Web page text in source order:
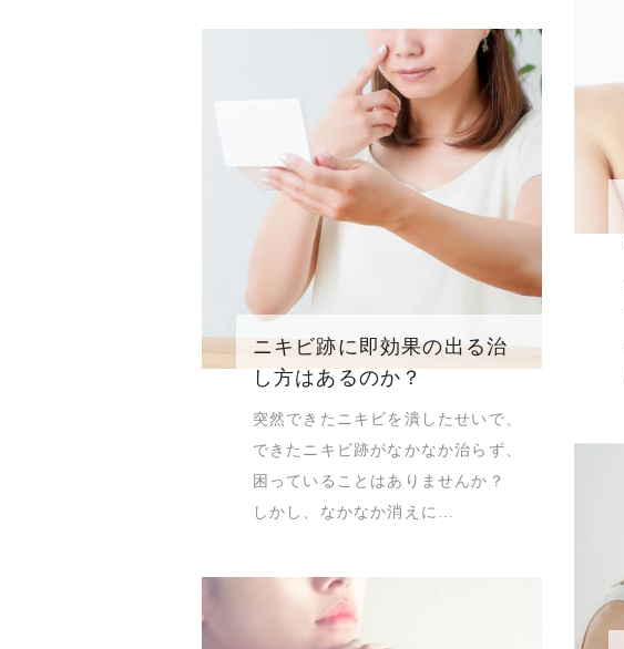
ニキビ跡に即効果の出る治
し方はあるのか？
突然できたニキビを潰したせいで、
できたニキビ跡がなかなか治らず、
困っていることはありませんか？
しかし、なかなか消えに…